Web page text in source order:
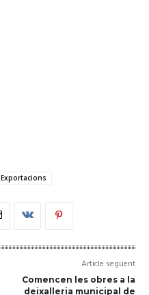
Exportacions
Article següent
Comencen les obres a la
deixalleria municipal de